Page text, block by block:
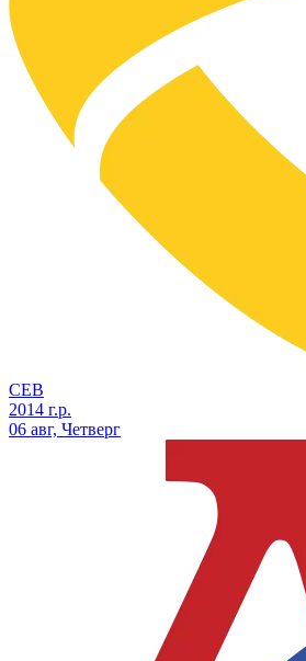
СЕВ
2014 г.р.
06 авг, Четверг